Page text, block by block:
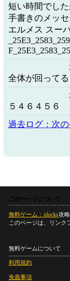
短い時間でし
手書きのメッ
エルメス スー
全体が回って
５４６４５６
過去ログ：次
このページについて
無料ゲーム：xlocks攻
このページは、リンク
無料ゲームについて
利用規約
免責事項